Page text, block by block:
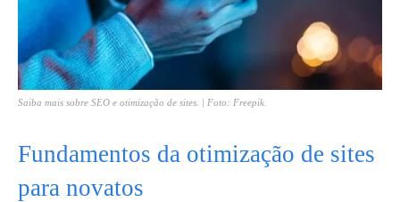
Saiba mais sobre SEO e otimização de sites. | Foto: Freepik.
Fundamentos da otimização de sites
para novatos